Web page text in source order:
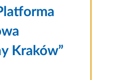
Kraków”